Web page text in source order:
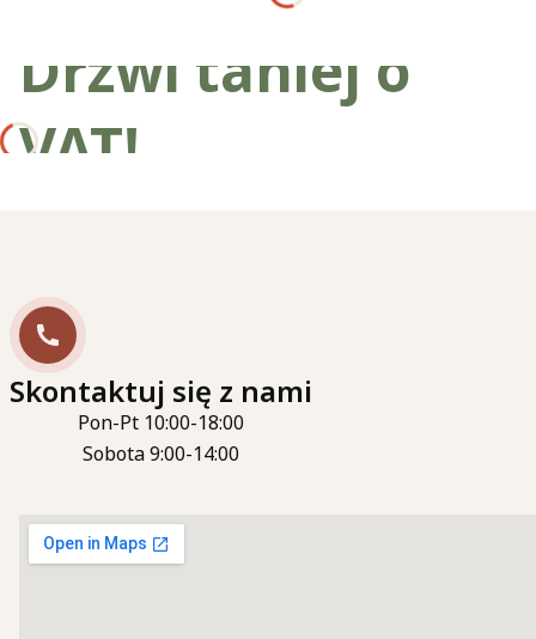
Drzwi taniej o
VAT!
Skontaktuj się z nami
Pon-Pt 10:00-18:00